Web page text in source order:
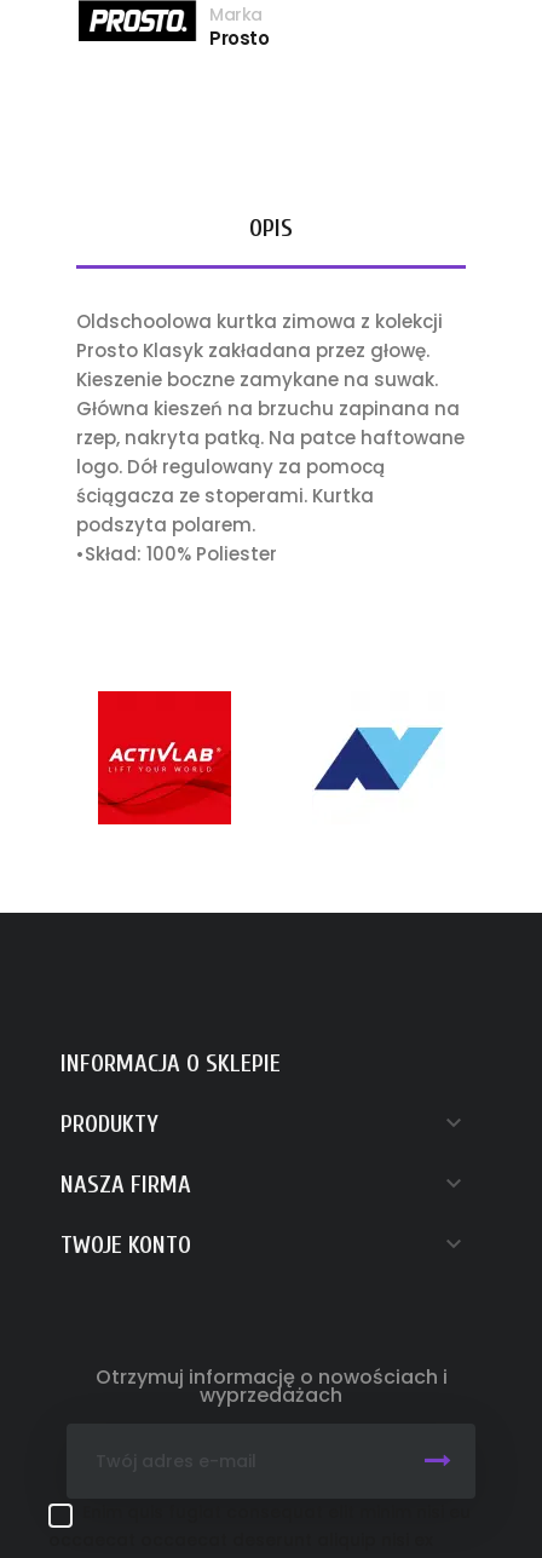
Marka
Prosto
OPIS
Oldschoolowa kurtka zimowa z kolekcji
Prosto Klasyk zakładana przez głowę.
Kieszenie boczne zamykane na suwak.
Główna kieszeń na brzuchu zapinana na
rzep, nakryta patką. Na patce haftowane
logo. Dół regulowany za pomocą
ściągacza ze stoperami. Kurtka
podszyta polarem.
•Skład: 100% Poliester
INFORMACJA O SKLEPIE
PRODUKTY 
NASZA FIRMA 
TWOJE KONTO 
Otrzymuj informację o nowościach i
wyprzedażach